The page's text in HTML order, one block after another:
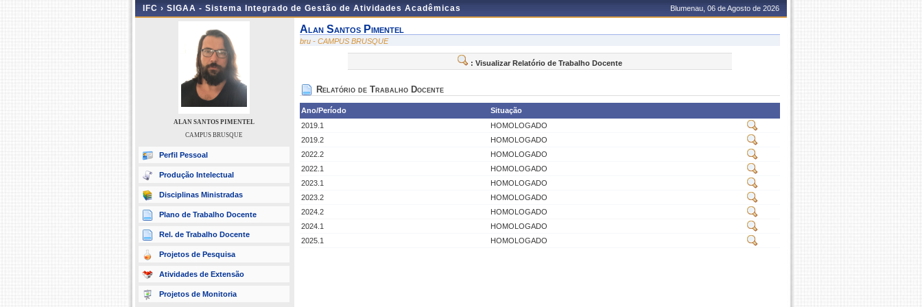
IFC › SIGAA - Sistema Integrado de Gestão de Atividades Acadêmicas Blumenau, 06 de Agosto de 2026
ALAN SANTOS PIMENTEL
CAMPUS BRUSQUE
Perfil Pessoal
Produção Intelectual
Disciplinas Ministradas
Plano de Trabalho Docente
Rel. de Trabalho Docente
Projetos de Pesquisa
Atividades de Extensão
Projetos de Monitoria
Alan Santos Pimentel
bru - CAMPUS BRUSQUE
: Visualizar Relatório de Trabalho Docente
Relatório de Trabalho Docente
Ano/Período
Situação
2019.1
HOMOLOGADO
2019.2
HOMOLOGADO
2022.2
HOMOLOGADO
2022.1
HOMOLOGADO
2023.1
HOMOLOGADO
2023.2
HOMOLOGADO
2024.2
HOMOLOGADO
2024.1
HOMOLOGADO
2025.1
HOMOLOGADO